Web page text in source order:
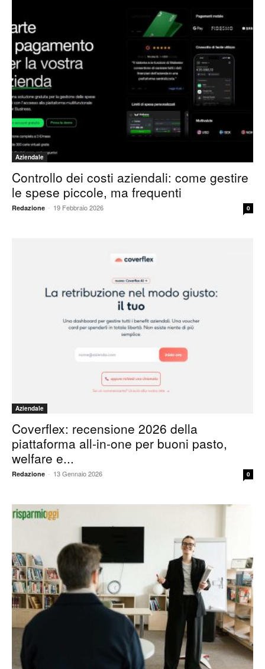
Aziendale
Controllo dei costi aziendali: come gestire
le spese piccole, ma frequenti
Redazione - 19 Febbraio 2026 0
Aziendale
Coverflex: recensione 2026 della
piattaforma all-in-one per buoni pasto,
welfare e...
Redazione - 13 Gennaio 2026 0